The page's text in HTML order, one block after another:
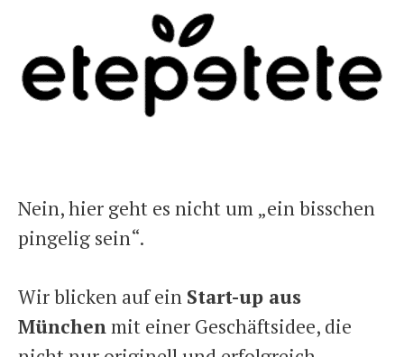
Nein, hier geht es nicht um „ein bisschen
pingelig sein“.
Wir blicken auf ein Start-up aus
München mit einer Geschäftsidee, die